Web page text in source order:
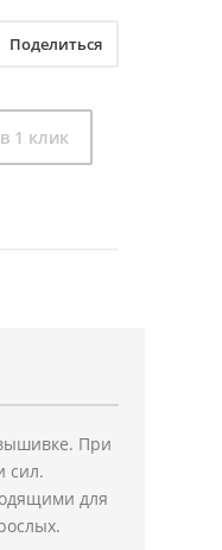
Поделиться
1 клик
При
сил.
для